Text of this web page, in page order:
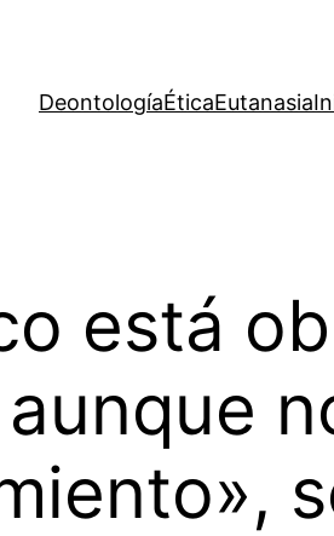
DeontologíaÉticaEutanasia
está